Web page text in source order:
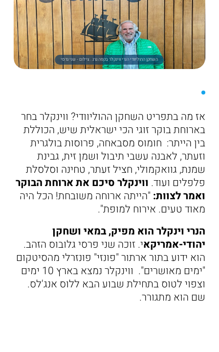
השחקן ההוליוודי הנרי ווינקלר בקפה גרג . צילום - שני גדסי
אז מה בתפריט השחקן ההוליוודי? ווינקלר בחר
בארוחת בוקר זוגי הכי ישראלית שיש, הכוללת
בין הייתר: חומוס מסבאחה, פרוסות בולגרית
וזעתר, לאבנה עשבי תיבול ושמן זית, גבינת
שמנת, גוואקמולי, חציל זעתר, טחינה וסלסלת
פלפלים ועוד. ווינקלר סיכם את ארוחת הבוקר
ואמר לצוות: "הייתה ארוחה משובחת! הכל היה
מאוד טעים. אירוח למופת".
הנרי וינקלר הוא מפיק, במאי ושחקן
יהודי-אמריקאי. זוכה שני פרסי גלובוס הזהב.
הוא ידוע בתור ארתור "פונזי" פונזרלי מהסיטקום
"ימים מאושרים". ווינקלר נמצא בארץ 10 ימים
וצפוי לטוס בתחילת שבוע הבא ללוס אנג'לס.
שם הוא מתגורר.